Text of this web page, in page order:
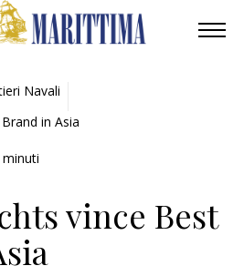
Navali
in Asia
minuti
vince Best